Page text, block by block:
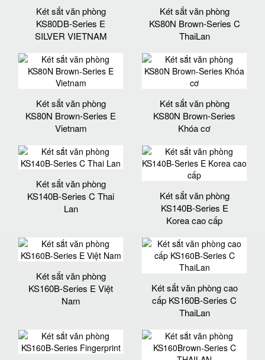
Két sắt văn phòng
KS80DB-Series E
SILVER VIETNAM
Két sắt văn phòng
KS80N Brown-Series C
ThaiLan
Két sắt văn phòng
KS80N Brown-Series E
Vietnam
Két sắt văn phòng
KS80N Brown-Series
Khóa cơ
Két sắt văn phòng
KS140B-Series C Thai
Lan
Két sắt văn phòng
KS140B-Series E
Korea cao cấp
Két sắt văn phòng
KS160B-Series E Việt
Nam
Két sắt văn phòng cao
cấp KS160B-Series C
ThaiLan